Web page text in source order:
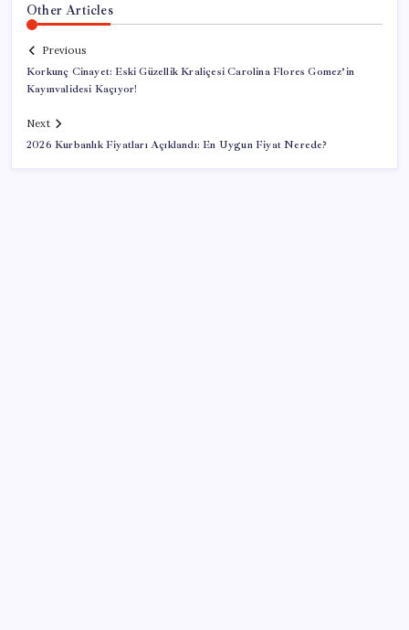
Other Articles
Previous
Korkunç Cinayet: Eski Güzellik Kraliçesi Carolina Flores Gomez’in
Kayınvalidesi Kaçıyor!
Next
2026 Kurbanlık Fiyatları Açıklandı: En Uygun Fiyat Nerede?